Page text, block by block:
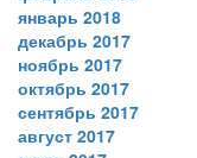
январь 2018
декабрь 2017
ноябрь 2017
октябрь 2017
сентябрь 2017
август 2017